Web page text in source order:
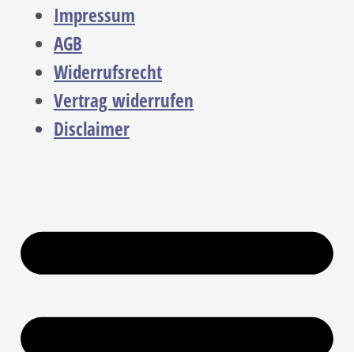
Impressum
AGB
Widerrufsrecht
Vertrag widerrufen
Disclaimer